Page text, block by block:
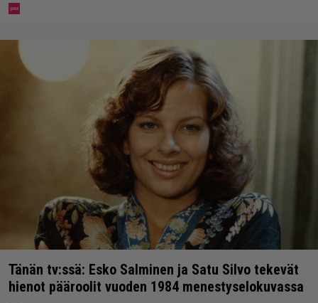
Tänän tv:ssä: Esko Salminen ja Satu Silvo tekevät
hienot pääroolit vuoden 1984 menestyselokuvassa